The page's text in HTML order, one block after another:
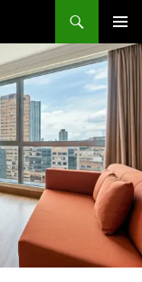
MENÚ